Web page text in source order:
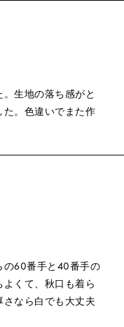
生地の落ち感がと
。色違いでまた作
の60番手と40番手の
くて、秋口も着ら
なら白でも大丈夫